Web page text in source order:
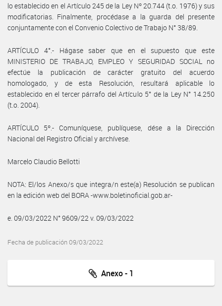
lo establecido en el Artículo 245 de la Ley Nº 20.744 (t.o. 1976) y sus
modificatorias. Finalmente, procédase a la guarda del presente
conjuntamente con el Convenio Colectivo de Trabajo N° 38/89.
ARTÍCULO 4°.- Hágase saber que en el supuesto que este
MINISTERIO DE TRABAJO, EMPLEO Y SEGURIDAD SOCIAL no
efectúe la publicación de carácter gratuito del acuerdo
homologado, y de esta Resolución, resultará aplicable lo
establecido en el tercer párrafo del Artículo 5° de la Ley N° 14.250
(t.o. 2004).
ARTÍCULO 5º.- Comuníquese, publíquese, dése a la Dirección
Nacional del Registro Oficial y archívese.
Marcelo Claudio Bellotti
NOTA: El/los Anexo/s que integra/n este(a) Resolución se publican
en la edición web del BORA -www.boletinoficial.gob.ar-
e. 09/03/2022 N° 9609/22 v. 09/03/2022
Fecha de publicación 09/03/2022
Anexo - 1